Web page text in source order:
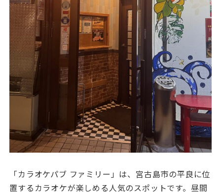
「カラオケパブ ファミリー」は、宮古島市の平良に位
置するカラオケが楽しめる人気のスポットです。昼間